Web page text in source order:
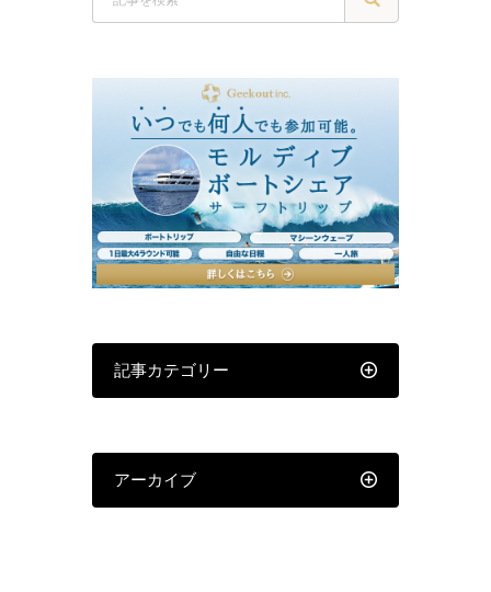
記事カテゴリー
アーカイブ